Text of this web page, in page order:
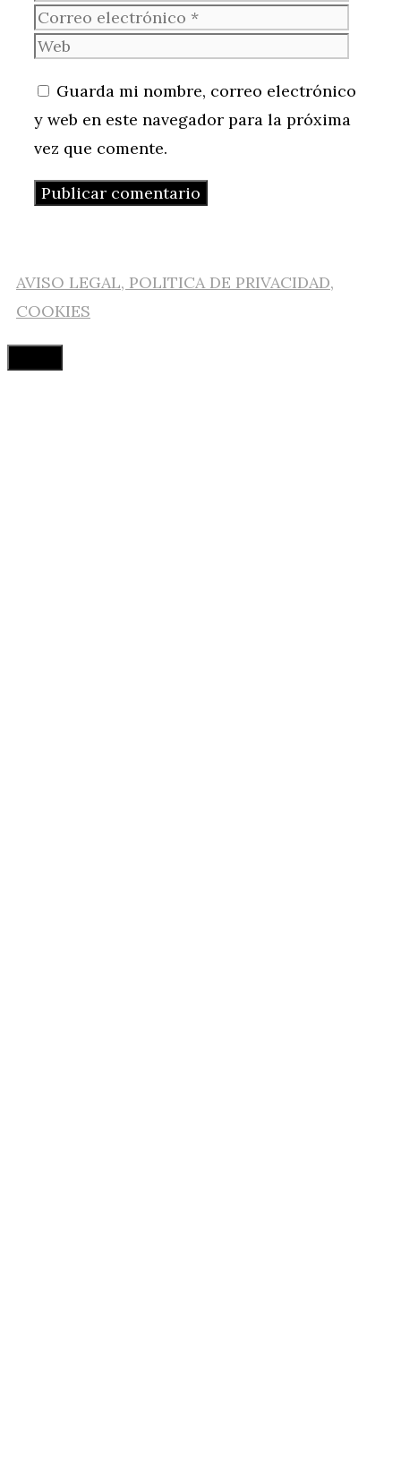
Guarda mi nombre, correo electrónico
y web en este navegador para la próxima
vez que comente.
AVISO LEGAL, POLITICA DE PRIVACIDAD,
COOKIES
Cerrar